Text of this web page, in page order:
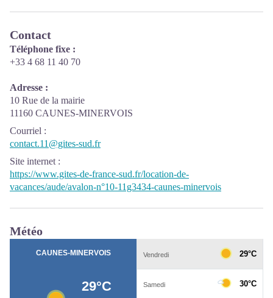
Contact
Téléphone fixe :
+33 4 68 11 40 70
Adresse :
10 Rue de la mairie
11160 CAUNES-MINERVOIS
Courriel :
contact.11@gites-sud.fr
Site internet :
https://www.gites-de-france-sud.fr/location-de-
vacances/aude/avalon-n°10-11g3434-caunes-minervois
Météo